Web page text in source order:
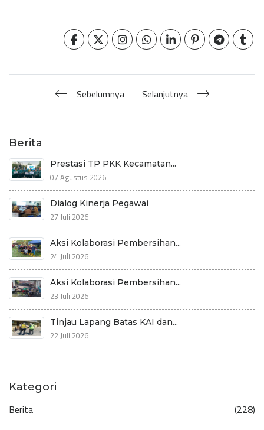
Sebelumnya Selanjutnya
Berita
Prestasi TP PKK Kecamatan...
07 Agustus 2026
Dialog Kinerja Pegawai
27 Juli 2026
Aksi Kolaborasi Pembersihan...
24 Juli 2026
Aksi Kolaborasi Pembersihan...
23 Juli 2026
Tinjau Lapang Batas KAI dan...
22 Juli 2026
Kategori
Berita (228)